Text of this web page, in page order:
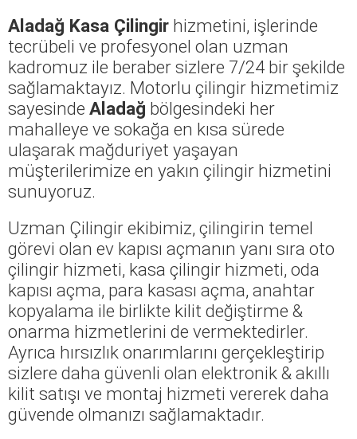
Aladağ Kasa Çilingir hizmetini, işlerinde
tecrübeli ve profesyonel olan uzman
kadromuz ile beraber sizlere 7/24 bir şekilde
sağlamaktayız. Motorlu çilingir hizmetimiz
sayesinde Aladağ bölgesindeki her
mahalleye ve sokağa en kısa sürede
ulaşarak mağduriyet yaşayan
müşterilerimize en yakın çilingir hizmetini
sunuyoruz.
Uzman Çilingir ekibimiz, çilingirin temel
görevi olan ev kapısı açmanın yanı sıra oto
çilingir hizmeti, kasa çilingir hizmeti, oda
kapısı açma, para kasası açma, anahtar
kopyalama ile birlikte kilit değiştirme &
onarma hizmetlerini de vermektedirler.
Ayrıca hırsızlık onarımlarını gerçekleştirip
sizlere daha güvenli olan elektronik & akıllı
kilit satışı ve montaj hizmeti vererek daha
güvende olmanızı sağlamaktadır.